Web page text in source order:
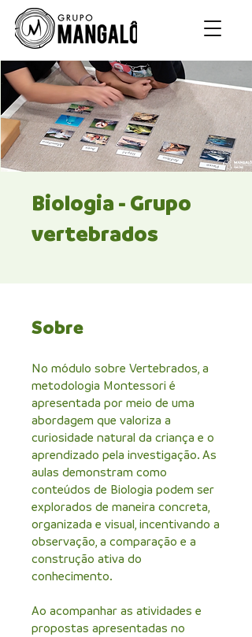
Biologia - Grupo
vertebrados
Sobre
No módulo sobre Vertebrados, a
metodologia Montessori é
apresentada por meio de uma
abordagem que valoriza a
curiosidade natural da criança e o
aprendizado pela investigação. As
aulas demonstram como
conteúdos de Biologia podem ser
explorados de maneira concreta,
organizada e visual, incentivando a
observação, a comparação e a
construção ativa do
conhecimento.
Ao acompanhar as atividades e
propostas apresentadas no